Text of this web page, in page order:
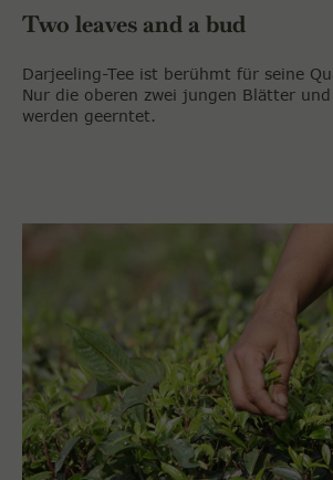
Two leaves and a bud
Darjeeling-Tee ist berühmt für seine
Nur die oberen zwei jungen Blätter
werden geerntet.